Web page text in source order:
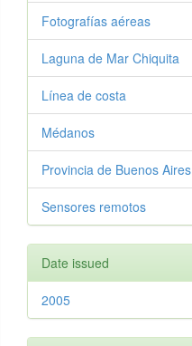
Fotografías aéreas
Laguna de Mar Chiquita
Línea de costa
Médanos
Provincia de Buenos Aires
Sensores remotos
Date issued
2005